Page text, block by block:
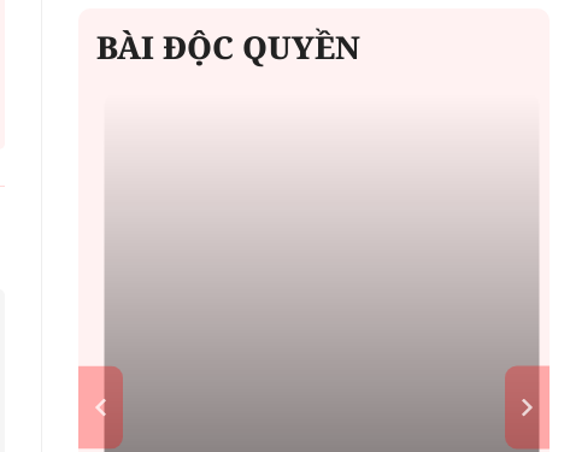
BÀI ĐỘC QUYỀN